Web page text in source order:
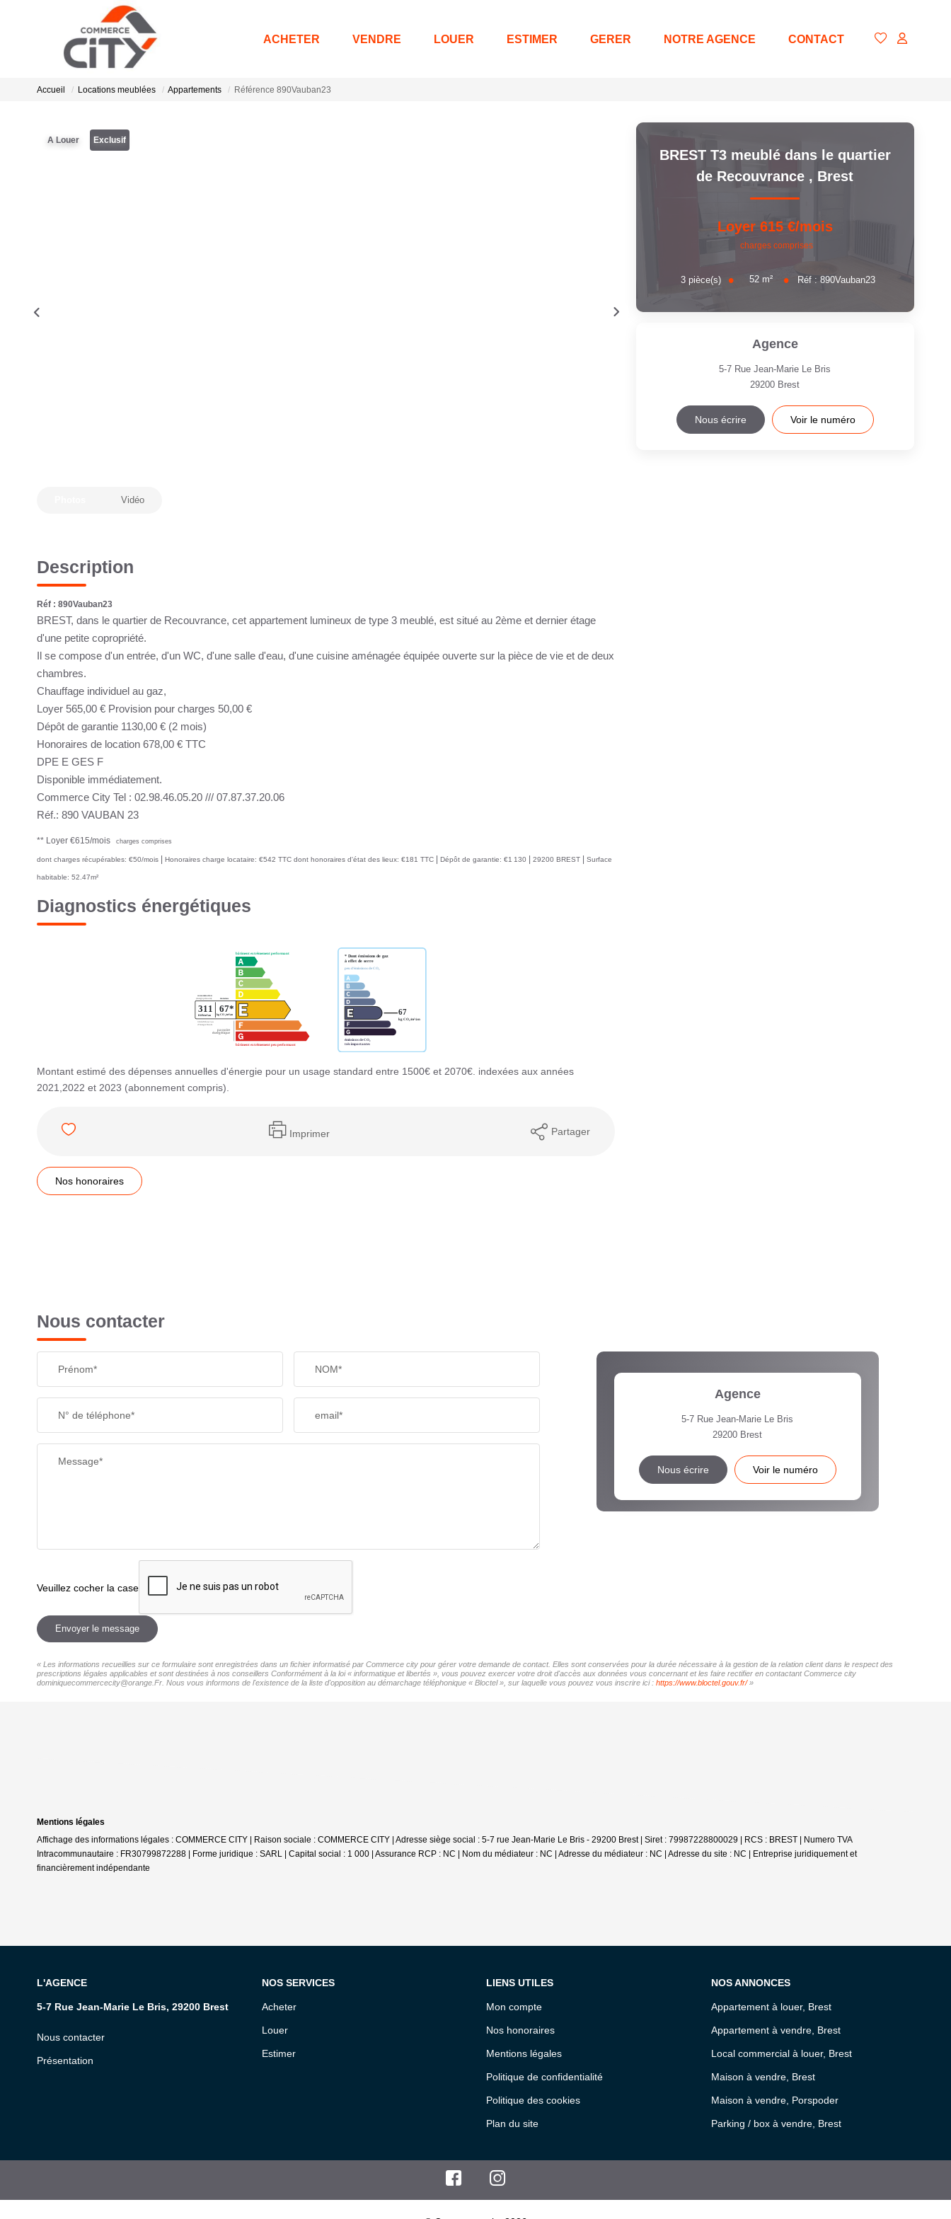
ACHETER VENDRE LOUER ESTIMER GERER NOTRE AGENCE CONTACT
Accueil Locations meublées Appartements Référence 890Vauban23
A Louer Exclusif
Vidéo
Description
Réf : 890Vauban23
BREST, dans le quartier de Recouvrance, cet appartement lumineux de type 3 meublé, est situé au 2ème et dernier étage
d'une petite copropriété.
Il se compose d'un entrée, d'un WC, d'une salle d'eau, d'une cuisine aménagée équipée ouverte sur la pièce de vie et de deux
chambres.
Chauffage individuel au gaz,
Loyer 565,00 € Provision pour charges 50,00 €
Dépôt de garantie 1130,00 € (2 mois)
Honoraires de location 678,00 € TTC
DPE E GES F
Disponible immédiatement.
Commerce City Tel : 02.98.46.05.20 /// 07.87.37.20.06
Réf.: 890 VAUBAN 23
** Loyer €615/mois charges comprises
dont charges récupérables: €50/mois Honoraires charge locataire: €542 TTC dont honoraires d'état des lieux: €181 TTC Dépôt de garantie: €1 130 29200 BREST Surface
habitable: 52.47m²
Diagnostics énergétiques
Montant estimé des dépenses annuelles d'énergie pour un usage standard entre 1500€ et 2070€. indexées aux années
2021,2022 et 2023 (abonnement compris).
Imprimer Partager
Nos honoraires
BREST T3 meublé dans le quartier
de Recouvrance , Brest
Loyer 615 €/mois
charges comprises
3 pièce(s) 52 m² Réf : 890Vauban23
Agence
5-7 Rue Jean-Marie Le Bris
29200 Brest
Nous écrire Voir le numéro
Nous contacter
Prénom* NOM*
N° de téléphone* email*
Message*
Veuillez cocher la case
Envoyer le message
Agence
5-7 Rue Jean-Marie Le Bris
29200 Brest
Nous écrire Voir le numéro
« Les informations recueillies sur ce formulaire sont enregistrées dans un fichier informatisé par Commerce city pour gérer votre demande de contact. Elles sont conservées pour la durée nécessaire à la gestion de la relation client dans le respect des
prescriptions légales applicables et sont destinées à nos conseillers Conformément à la loi « informatique et libertés », vous pouvez exercer votre droit d'accès aux données vous concernant et les faire rectifier en contactant Commerce city
dominiquecommercecity@orange.Fr. Nous vous informons de l'existence de la liste d'opposition au démarchage téléphonique « Bloctel », sur laquelle vous pouvez vous inscrire ici : https://www.bloctel.gouv.fr/»
Mentions légales
Affichage des informations légales : COMMERCE CITY | Raison sociale : COMMERCE CITY | Adresse siège social : 5-7 rue Jean-Marie Le Bris - 29200 Brest | Siret : 79987228800029 | RCS : BREST | Numero TVA
Intracommunautaire : FR30799872288 | Forme juridique : SARL | Capital social : 1 000 | Assurance RCP : NC | Nom du médiateur : NC | Adresse du médiateur : NC | Adresse du site : NC |
Entreprise juridiquement et
financièrement indépendante
L'AGENCE
5-7 Rue Jean-Marie Le Bris, 29200 Brest
Nous contacter
Présentation
NOS SERVICES
Acheter
Louer
Estimer
LIENS UTILES
Mon compte
Nos honoraires
Mentions légales
Politique de confidentialité
Politique des cookies
Plan du site
NOS ANNONCES
Appartement à louer, Brest
Appartement à vendre, Brest
Local commercial à louer, Brest
Maison à vendre, Brest
Maison à vendre, Porspoder
Parking / box à vendre, Brest